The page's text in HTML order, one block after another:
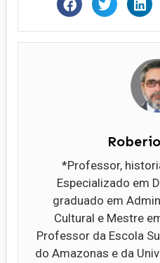
*Professor,
Especializado em
graduado em
Cultural e Mestre
Professor da Escola
do Amazonas e da